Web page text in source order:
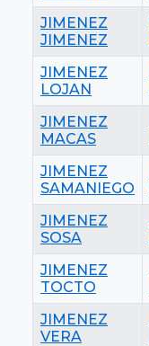
JIMENEZ
JIMENEZ
JIMENEZ
LOJAN
JIMENEZ
MACAS
JIMENEZ
SAMANIEGO
JIMENEZ
SOSA
JIMENEZ
TOCTO
JIMENEZ
VERA